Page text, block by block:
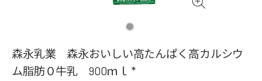
森永乳業 森永おいしい高たんぱく高カルシウ
ム脂肪０牛乳 900ｍｌ *